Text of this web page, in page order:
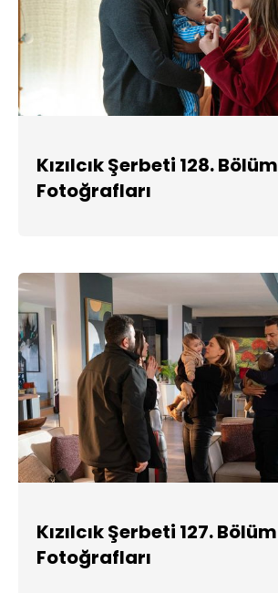
Kızılcık Şerbeti 128. Bölüm
Fotoğrafları
Kızılcık Şerbeti 127. Bölüm
Fotoğrafları